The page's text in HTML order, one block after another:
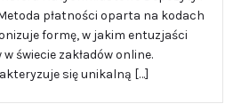
płatności oparta na kodach
formę, w jakim entuzjaści
świecie zakładów online.
się unikalną […]